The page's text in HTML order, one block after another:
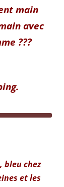
main
avec
???
bleu chez
et les